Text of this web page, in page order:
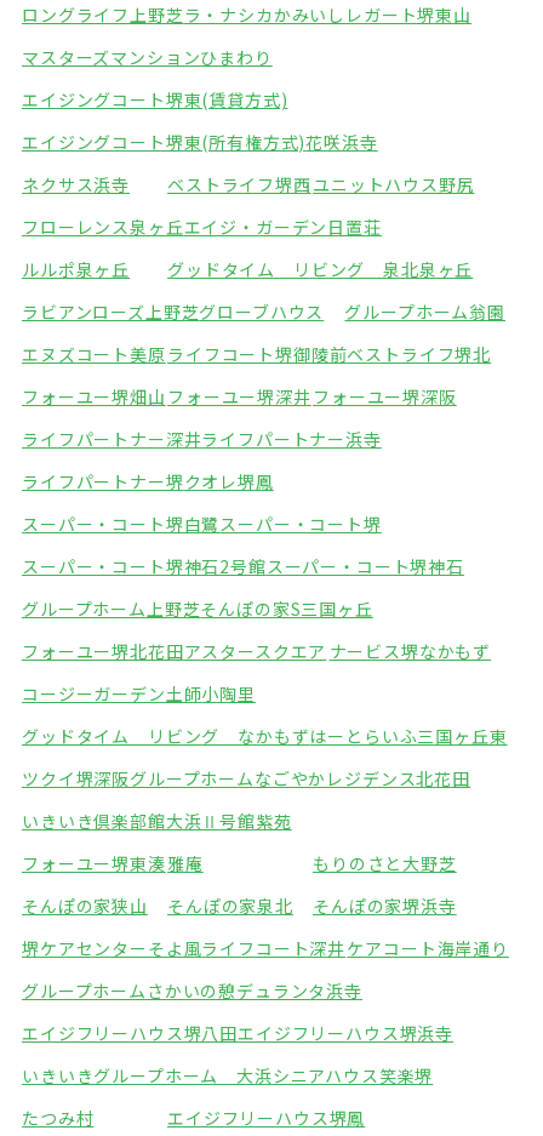
ロングライフ上野芝ラ・ナシカかみいし レガート堺東山
マスターズマンションひまわり
エイジングコート堺東(賃貸方式)
エイジングコート堺東(所有権方式)花咲浜寺
ネクサス浜寺
ベストライフ堺西ユニットハウス野尻
フローレンス泉ヶ丘エイジ・ガーデン日置荘
ルルポ泉ヶ丘
グッドタイム リビング 泉北泉ヶ丘
ラビアンローズ上野芝グローブハウス
グループホーム翁園
エヌズコート美原ライフコート堺御陵前ベストライフ堺北
フォーユー堺畑山 フォーユー堺深井 フォーユー堺深阪
ライフパートナー深井ライフパートナー浜寺
ライフパートナー堺クオレ堺鳳
スーパー・コート堺白鷺 スーパー・コート堺
スーパー・コート堺神石2号館スーパー・コート堺神石
グループホーム上野芝そんぽの家S三国ヶ丘
フォーユー堺北花田アスタースクエア ナービス堺なかもず
コージーガーデン土師小陶里
グッドタイム リビング なかもずはーとらいふ三国ヶ丘東
ツクイ堺深阪グループホームなごやかレジデンス北花田
いきいき倶楽部館大浜Ⅱ号館紫苑
フォーユー堺東湊雅庵
もりのさと大野芝
そんぽの家狭山
そんぽの家泉北
そんぽの家堺浜寺
堺ケアセンターそよ風ライフコート深井ケアコート海岸通り
グループホームさかいの憩デュランタ浜寺
エイジフリーハウス堺八田エイジフリーハウス堺浜寺
いきいきグループホーム 大浜シニアハウス笑楽堺
たつみ村
エイジフリーハウス堺鳳